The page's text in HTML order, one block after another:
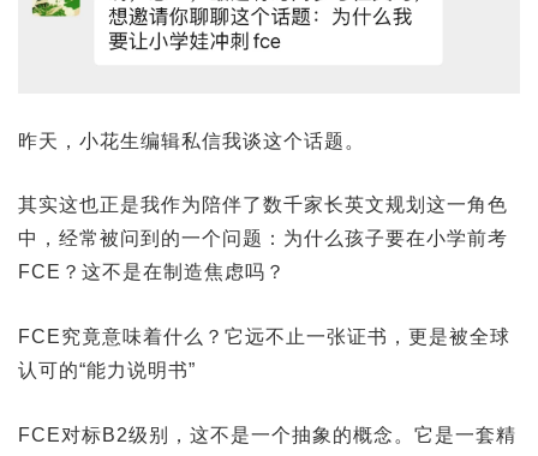
昨天，小花生编辑私信我谈这个话题。
其实这也正是我作为陪伴了数千家长英文规划这一角色
中，经常被问到的一个问题：为什么孩子要在小学前考
FCE？这不是在制造焦虑吗？
FCE究竟意味着什么？它远不止一张证书，更是被全球
认可的“能力说明书”
FCE对标B2级别，这不是一个抽象的概念。它是一套精